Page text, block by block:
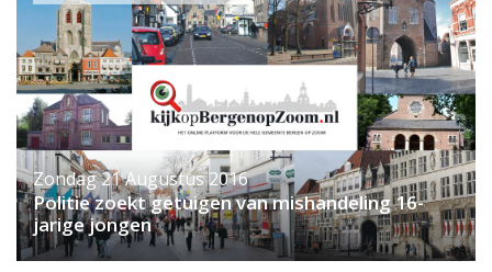
Zondag 21 Augustus 2016
Politie zoekt getuigen van mishandeling 16-
jarige jongen